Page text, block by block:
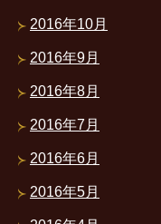
2016年10月
2016年9月
2016年8月
2016年7月
2016年6月
2016年5月